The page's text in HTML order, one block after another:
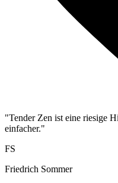
"Tender Zen ist eine riesige
einfacher."
FS
Friedrich Sommer